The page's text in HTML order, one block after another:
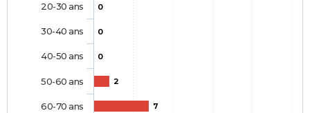
0
0
0
2
7
20-30 ans
30-40 ans
40-50 ans
50-60 ans
60-70 ans